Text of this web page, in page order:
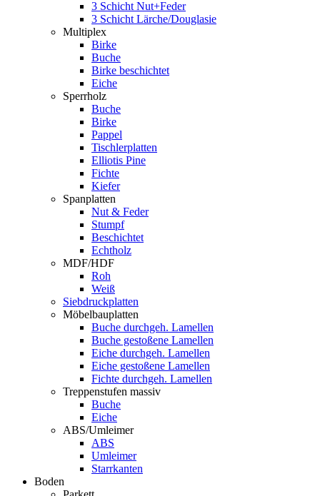
3 Schicht Nut+Feder
3 Schicht Lärche/Douglasie
Multiplex
Birke
Buche
Birke beschichtet
Eiche
Sperrholz
Buche
Birke
Pappel
Tischlerplatten
Elliotis Pine
Fichte
Kiefer
Spanplatten
Nut & Feder
Stumpf
Beschichtet
Echtholz
MDF/HDF
Roh
Weiß
Siebdruckplatten
Möbelbauplatten
Buche durchgeh. Lamellen
Buche gestoßene Lamellen
Eiche durchgeh. Lamellen
Eiche gestoßene Lamellen
Fichte durchgeh. Lamellen
Treppenstufen massiv
Buche
Eiche
ABS/Umleimer
ABS
Umleimer
Starrkanten
Boden